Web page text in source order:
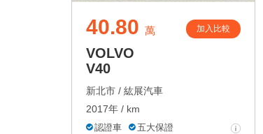
40.80 萬 加入比較
VOLVO
V40
新北市 / 紘展汽車
2017年 / km
認證車
五大保證